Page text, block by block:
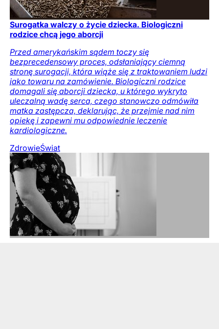
Surogatka walczy o życie dziecka. Biologiczni
rodzice chcą jego aborcji
Przed amerykańskim sądem toczy się
bezprecedensowy proces, odsłaniający ciemną
stronę surogacji, która wiąże się z traktowaniem ludzi
jako towaru na zamówienie. Biologiczni rodzice
domagali się aborcji dziecka, u którego wykryto
uleczalną wadę serca, czego stanowczo odmówiła
matka zastępcza, deklarując, że przejmie nad nim
opiekę i zapewni mu odpowiednie leczenie
kardiologiczne.
ZdrowieŚwiat